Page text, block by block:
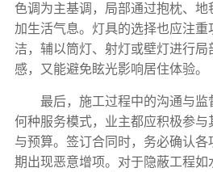
色调为主基调，局部通过抱枕、地
加生活气息。灯具的选择也应注重
洁，辅以筒灯、射灯或壁灯进行
感，又能避免眩光影响居住体验。
最后，施工过程中的沟通与
何种服务模式，业主都应积极参与
与预算。签订合同时，务必确认
期出现恶意增项。对于隐蔽工程如